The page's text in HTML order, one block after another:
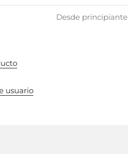
Desde principiante
usuario